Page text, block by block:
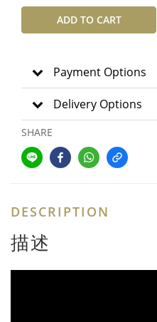
ADD TO CART
Payment Options
Delivery Options
SHARE
DESCRIPTION
描述